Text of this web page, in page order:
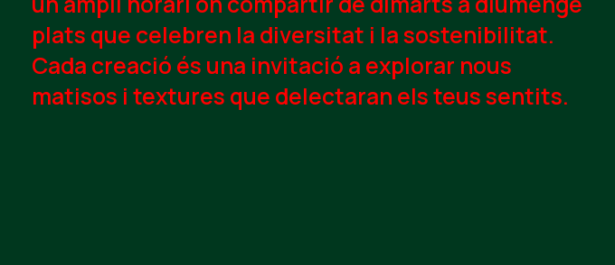
plats que celebren la diversitat i la sostenibilitat.
Cada creació és una invitació a explorar nous
matisos i textures que delectaran els teus sentits.